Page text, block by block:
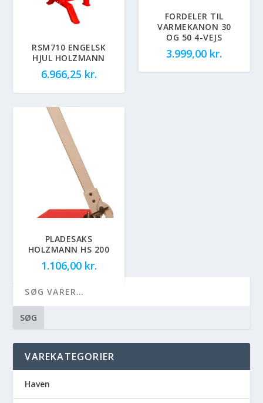
RSM710 ENGELSK
HJUL HOLZMANN
6.966,25 kr.
FORDELER TIL
VARMEKANON 30
OG 50 4-VEJS
3.999,00 kr.
PLADESAKS
HOLZMANN HS 200
1.106,00 kr.
SØG
VAREKATEGORIER
Haven